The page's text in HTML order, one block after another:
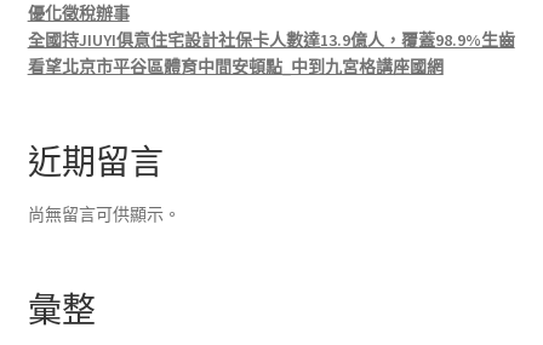
優化徵稅辦事
全國持JIUYI俱意住宅設計社保卡人數達13.9億人，覆蓋98.9%生齒
看望北京市平谷區體育中間安頓點_中到九宮格講座國網
近期留言
尚無留言可供顯示。
彙整